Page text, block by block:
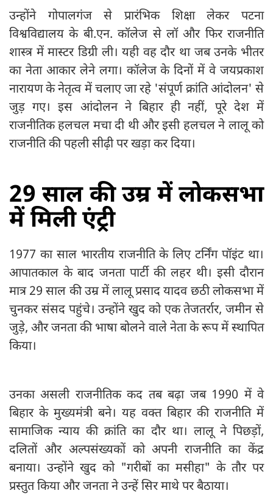
उन्होंने गोपालगंज से प्रारंभिक शिक्षा लेकर पटना
विश्वविद्यालय के बी.एन. कॉलेज से लॉ और फिर राजनीति
शास्त्र में मास्टर डिग्री ली। यही वह दौर था जब उनके भीतर
का नेता आकार लेने लगा। कॉलेज के दिनों में वे जयप्रकाश
नारायण के नेतृत्व में चलाए जा रहे 'संपूर्ण क्रांति आंदोलन' से
जुड़ गए। इस आंदोलन ने बिहार ही नहीं, पूरे देश में
राजनीतिक हलचल मचा दी थी और इसी हलचल ने लालू को
राजनीति की पहली सीढ़ी पर खड़ा कर दिया।
29 साल की उम्र में लोकसभा
में मिली एंट्री
1977 का साल भारतीय राजनीति के लिए टर्निंग पॉइंट था।
आपातकाल के बाद जनता पार्टी की लहर थी। इसी दौरान
मात्र 29 साल की उम्र में लालू प्रसाद यादव छठी लोकसभा में
चुनकर संसद पहुंचे। उन्होंने खुद को एक तेजतर्रार, जमीन से
जुड़े, और जनता की भाषा बोलने वाले नेता के रूप में स्थापित
किया।
उनका असली राजनीतिक कद तब बढ़ा जब 1990 में वे
बिहार के मुख्यमंत्री बने। यह वक्त बिहार की राजनीति में
सामाजिक न्याय की क्रांति का दौर था। लालू ने पिछड़ों,
दलितों और अल्पसंख्यकों को अपनी राजनीति का केंद्र
बनाया। उन्होंने खुद को "गरीबों का मसीहा" के तौर पर
प्रस्तुत किया और जनता ने उन्हें सिर माथे पर बैठाया।